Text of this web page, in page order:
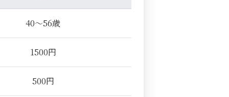
40～56歳
1500円
500円